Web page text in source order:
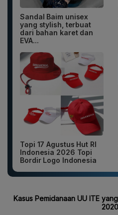
Sandal Baim unisex
yang stylish, terbuat
dari bahan karet dan
EVA...
Topi 17 Agustus Hut RI
Indonesia 2026 Topi
Bordir Logo Indonesia